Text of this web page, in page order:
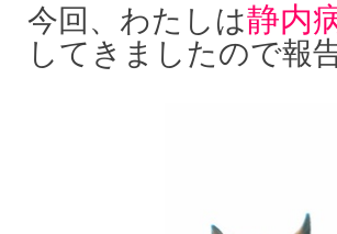
今回、わたしは静内
してきましたので報